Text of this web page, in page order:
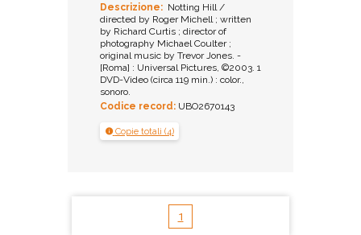
Descrizione: Notting Hill /
directed by Roger Michell ; written
by Richard Curtis ; director of
photography Michael Coulter ;
original music by Trevor Jones. -
[Roma] : Universal Pictures, ©2003. 1
DVD-Video (circa 119 min.) : color.,
sonoro.
Codice record: UBO2670143
Copie totali (4)
1